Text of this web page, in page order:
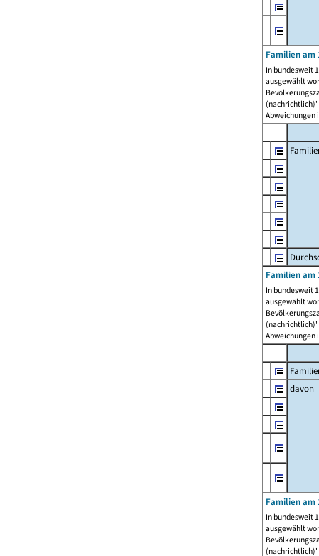
Familien am
In bundesweit
ausgewählt
Abweichungen
Familien am
In bundesweit
ausgewählt
Abweichungen
davon
Familien am
In bundesweit
ausgewählt